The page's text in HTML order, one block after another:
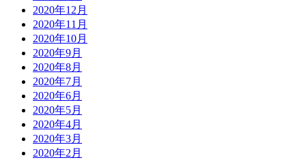
2020年12月
2020年11月
2020年10月
2020年9月
2020年8月
2020年7月
2020年6月
2020年5月
2020年4月
2020年3月
2020年2月